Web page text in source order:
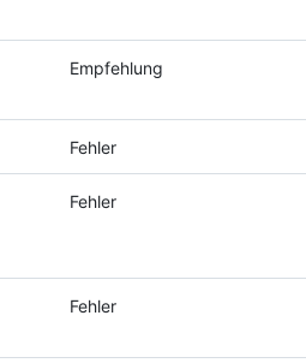
Empfehlung
Fehler
Fehler
Fehler